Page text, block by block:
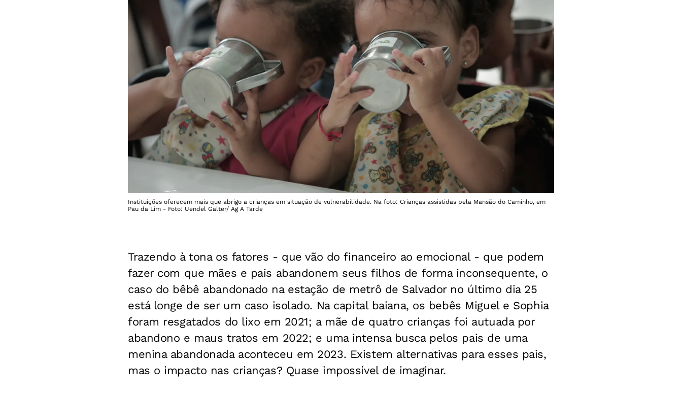
Instituições oferecem mais que abrigo a crianças em situação de vulnerabilidade. Na foto: Crianças assistidas pela Mansão do Caminho, em
Pau da Lim - Foto: Uendel Galter/ Ag A Tarde
Trazendo à tona os fatores - que vão do financeiro ao emocional - que podem
fazer com que mães e pais abandonem seus filhos de forma inconsequente, o
caso do bêbê abandonado na estação de metrô de Salvador no último dia 25
está longe de ser um caso isolado. Na capital baiana, os bebês Miguel e Sophia
foram resgatados do lixo em 2021; a mãe de quatro crianças foi autuada por
abandono e maus tratos em 2022; e uma intensa busca pelos pais de uma
menina abandonada aconteceu em 2023. Existem alternativas para esses pais,
mas o impacto nas crianças? Quase impossível de imaginar.